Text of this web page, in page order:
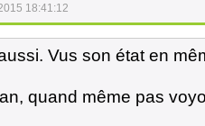
18:41:12
Vus son état en
quand même pas